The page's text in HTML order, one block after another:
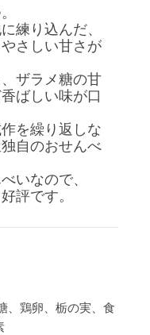
練り込んだ、
さしい甘さが
ザラメ糖の甘
ばしい味が口
を繰り返しな
自のおせんべ
いなので、
評です。
、鶏卵、栃の実、食